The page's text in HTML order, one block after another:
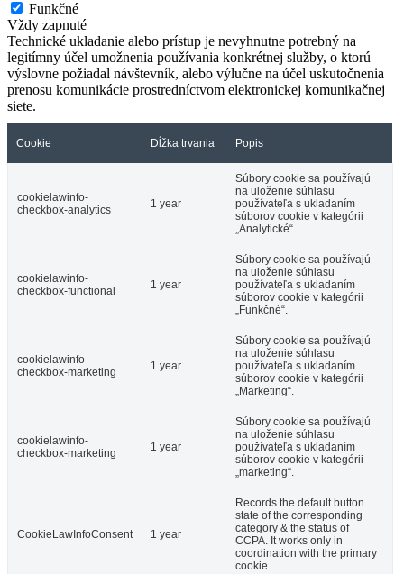
Funkčné
Vždy zapnuté
Technické ukladanie alebo prístup je nevyhnutne potrebný na
legitímny účel umožnenia používania konkrétnej služby, o ktorú
výslovne požiadal návštevník, alebo výlučne na účel uskutočnenia
prenosu komunikácie prostredníctvom elektronickej komunikačnej
siete.
Cookie Dĺžka trvania Popis
cookielawinfo-
checkbox-analytics
1 year
Súbory cookie sa používajú
na uloženie súhlasu
používateľa s ukladaním
súborov cookie v kategórii
„Analytické“.
cookielawinfo-
checkbox-functional
1 year
Súbory cookie sa používajú
na uloženie súhlasu
používateľa s ukladaním
súborov cookie v kategórii
„Funkčné“.
cookielawinfo-
checkbox-marketing
1 year
Súbory cookie sa používajú
na uloženie súhlasu
používateľa s ukladaním
súborov cookie v kategórii
„Marketing“.
cookielawinfo-
checkbox-marketing
1 year
Súbory cookie sa používajú
na uloženie súhlasu
používateľa s ukladaním
súborov cookie v kategórii
„marketing“.
CookieLawInfoConsent 1 year
Records the default button
state of the corresponding
category & the status of
CCPA. It works only in
coordination with the primary
cookie.